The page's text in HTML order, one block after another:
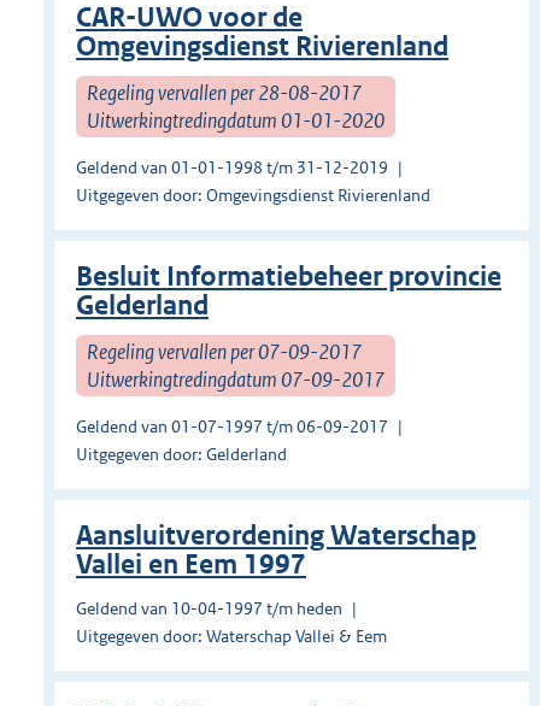
CAR-UWO voor de
Omgevingsdienst Rivierenland
Regeling vervallen per 28-08-2017
Uitwerkingtredingdatum 01-01-2020
Geldend van 01-01-1998 t/m 31-12-2019
Uitgegeven door: Omgevingsdienst Rivierenland
Besluit Informatiebeheer provincie
Gelderland
Regeling vervallen per 07-09-2017
Uitwerkingtredingdatum 07-09-2017
Geldend van 01-07-1997 t/m 06-09-2017
Uitgegeven door: Gelderland
Aansluitverordening Waterschap
Vallei en Eem 1997
Geldend van 10-04-1997 t/m heden
Uitgegeven door: Waterschap Vallei & Eem